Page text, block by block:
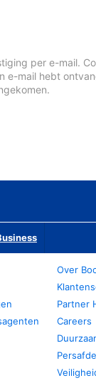
per e-mail.
e-mail hebt
Over
Partner
Careers